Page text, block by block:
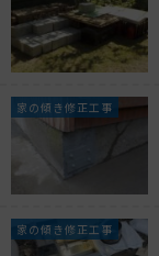
家の傾き修正工事
家の傾き修正工事